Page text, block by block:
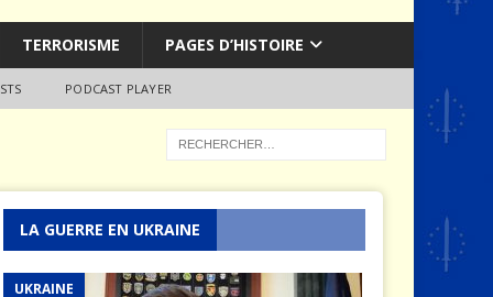
TERRORISME PAGES D’HISTOIRE
PODCAST PLAYER
LA GUERRE EN UKRAINE
UKRAINE